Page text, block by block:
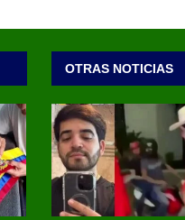
OTRAS NOTICIAS